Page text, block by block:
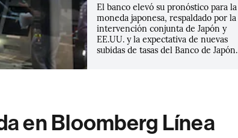
El banco elevó su pronóstico para la
moneda japonesa, respaldado por la
intervención conjunta de Japón y
EE.UU. y la expectativa de nuevas
subidas de tasas del Banco de Japón.
en Bloomberg Línea